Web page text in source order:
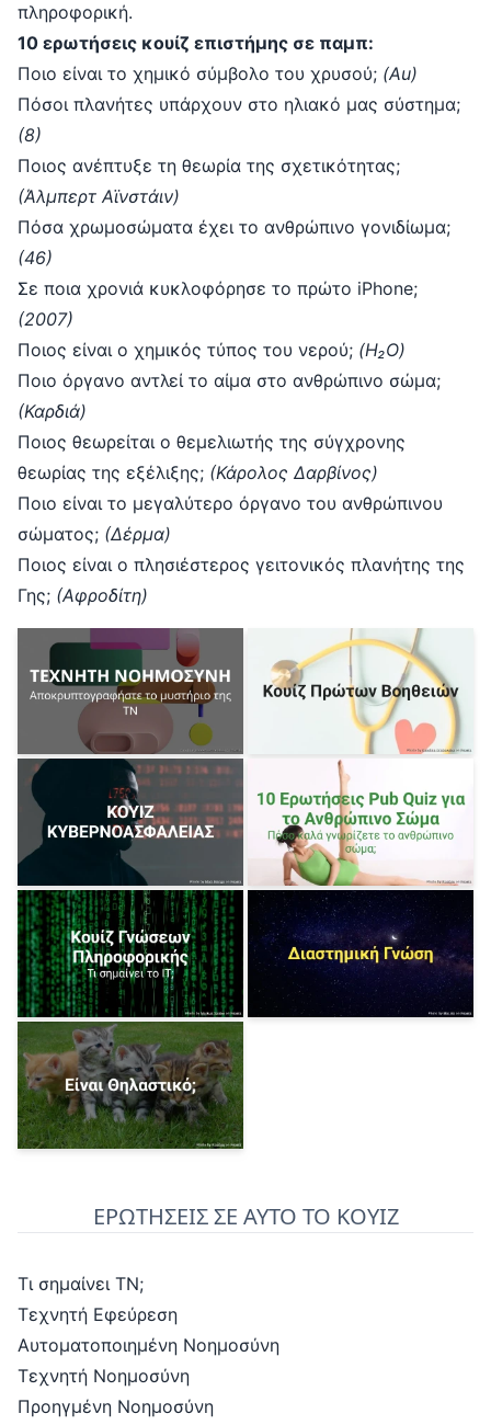
πληροφορική.
10 ερωτήσεις κουίζ επιστήμης σε παμπ:
Ποιο είναι το χημικό σύμβολο του χρυσού; (Au)
Πόσοι πλανήτες υπάρχουν στο ηλιακό μας σύστημα;
(8)
Ποιος ανέπτυξε τη θεωρία της σχετικότητας;
(Άλμπερτ Αϊνστάιν)
Πόσα χρωμοσώματα έχει το ανθρώπινο γονιδίωμα;
(46)
Σε ποια χρονιά κυκλοφόρησε το πρώτο iPhone;
(2007)
Ποιος είναι ο χημικός τύπος του νερού; (H₂O)
Ποιο όργανο αντλεί το αίμα στο ανθρώπινο σώμα;
(Καρδιά)
Ποιος θεωρείται ο θεμελιωτής της σύγχρονης
θεωρίας της εξέλιξης; (Κάρολος Δαρβίνος)
Ποιο είναι το μεγαλύτερο όργανο του ανθρώπινου
σώματος; (Δέρμα)
Ποιος είναι ο πλησιέστερος γειτονικός πλανήτης της
Γης; (Αφροδίτη)
ΕΡΩΤΗΣΕΙΣ ΣΕ ΑΥΤΟ ΤΟ ΚΟΥΙΖ
Τι σημαίνει ΤΝ;
Τεχνητή Εφεύρεση
Αυτοματοποιημένη Νοημοσύνη
Τεχνητή Νοημοσύνη
Προηγμένη Νοημοσύνη